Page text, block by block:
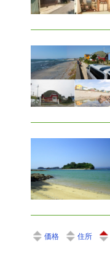
価格 住所